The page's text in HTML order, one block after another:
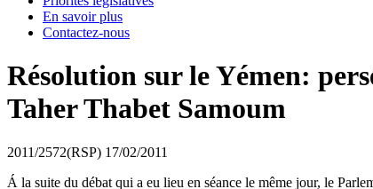
En savoir plus
Contactez-nous
Résolution sur le Yémen:
Taher Thabet Samoum
2011/2572(RSP) 17/02/2011
Á la suite du débat qui a eu lieu en séance le même jour, le